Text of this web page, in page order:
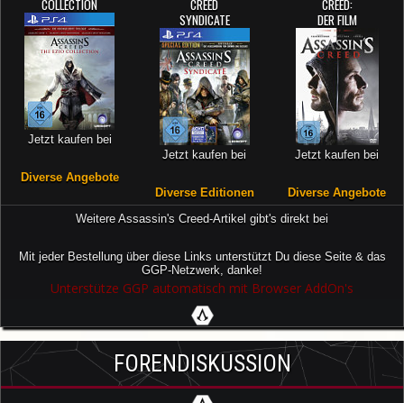
Jetzt kaufen bei
Diverse Angebote
SYNDICATE
Jetzt kaufen bei
Diverse Editionen
DER FILM
Jetzt kaufen bei
Diverse Angebote
Weitere Assassin's Creed-Artikel gibt's direkt bei
Mit jeder Bestellung über diese Links unterstützt Du diese Seite & das
GGP-Netzwerk, danke!
Unterstütze GGP automatisch mit Browser AddOn's
FORENDISKUSSION